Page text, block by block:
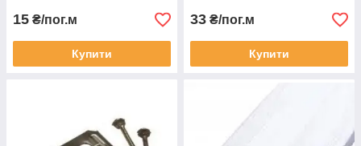
15 ₴/пог.м
Купити
33 ₴/пог.м
Купити